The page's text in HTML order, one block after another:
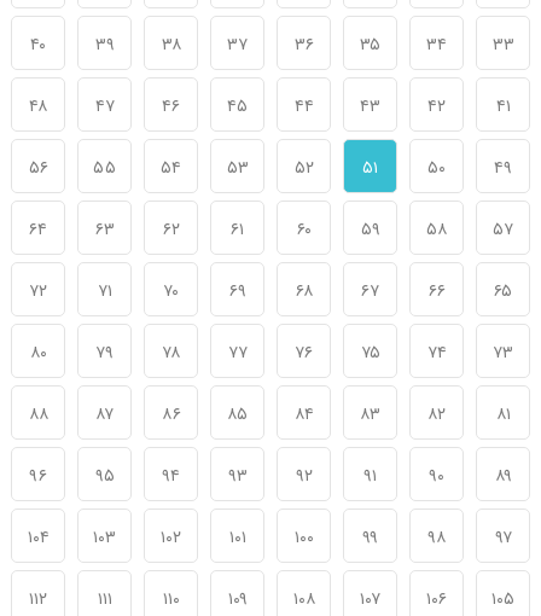
۳۳ ۳۴ ۳۵ ۳۶ ۳۷ ۳۸ ۳۹ ۴۰
۴۱ ۴۲ ۴۳ ۴۴ ۴۵ ۴۶ ۴۷ ۴۸
۴۹ ۵۰ ۵۱ ۵۲ ۵۳ ۵۴ ۵۵ ۵۶
۵۷ ۵۸ ۵۹ ۶۰ ۶۱ ۶۲ ۶۳ ۶۴
۶۵ ۶۶ ۶۷ ۶۸ ۶۹ ۷۰ ۷۱ ۷۲
۷۳ ۷۴ ۷۵ ۷۶ ۷۷ ۷۸ ۷۹ ۸۰
۸۱ ۸۲ ۸۳ ۸۴ ۸۵ ۸۶ ۸۷ ۸۸
۸۹ ۹۰ ۹۱ ۹۲ ۹۳ ۹۴ ۹۵ ۹۶
۹۷ ۹۸ ۹۹ ۱۰۰ ۱۰۱ ۱۰۲ ۱۰۳ ۱۰۴
۱۰۵ ۱۰۶ ۱۰۷ ۱۰۸ ۱۰۹ ۱۱۰ ۱۱۱ ۱۱۲